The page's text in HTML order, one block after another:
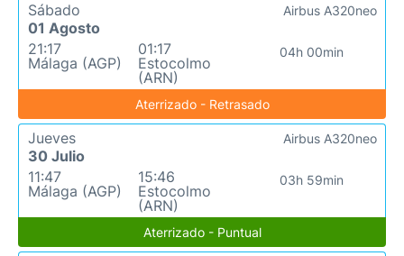
Sábado
01 Agosto
21:17
Málaga (AGP)
01:17
Estocolmo
(ARN)
04h 00min
Airbus A320neo
Aterrizado - Retrasado
Jueves
30 Julio
11:47
Málaga (AGP)
15:46
Estocolmo
(ARN)
03h 59min
Airbus A320neo
Aterrizado - Puntual